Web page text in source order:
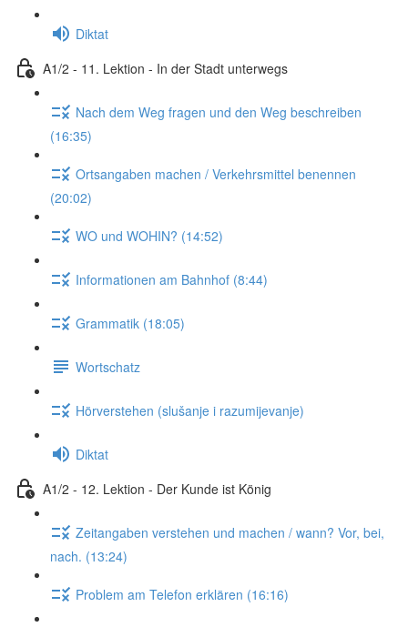
Diktat
A1/2 - 11. Lektion - In der Stadt unterwegs
Nach dem Weg fragen und den Weg beschreiben
(16:35)
Ortsangaben machen / Verkehrsmittel benennen
(20:02)
WO und WOHIN? (14:52)
Informationen am Bahnhof (8:44)
Grammatik (18:05)
Wortschatz
Hörverstehen (slušanje i razumijevanje)
Diktat
A1/2 - 12. Lektion - Der Kunde ist König
Zeitangaben verstehen und machen / wann? Vor, bei,
nach. (13:24)
Problem am Telefon erklären (16:16)